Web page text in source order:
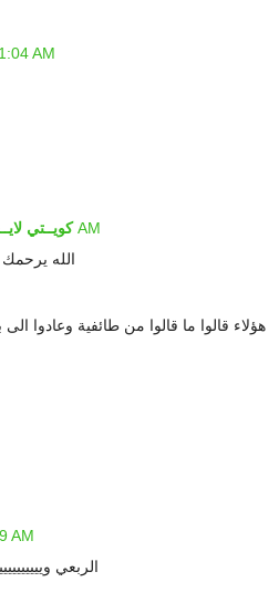
AM
كويــتي13/3/08 3:54 AM
الله
هؤلاء قالوا ما قالوا من طائفية وعادوا الى
AM
الربعي